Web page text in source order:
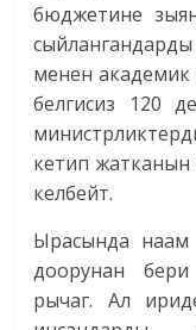
бюджетине
менен
белгисиз 120
кетип
келбейт.
Ырасында наам
доорунан
рычаг. Ал